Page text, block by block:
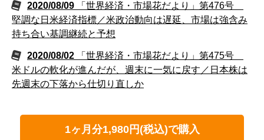
2020/08/09
「世界経済・市場花だより」第476号
堅調な日米経済指標／米政治動向は遅延、市場は強含み
持ち合い基調継続と予想
2020/08/02
「世界経済・市場花だより」第475号
米ドルの軟化が進んだが、週末に一気に戻す／日本株は
先週末の下落から仕切り直しか
1ヶ月分1,980円(税込)で購入